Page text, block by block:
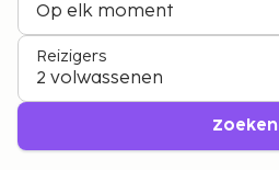
Op elk moment
Reizigers
2 volwassenen
Zoeken